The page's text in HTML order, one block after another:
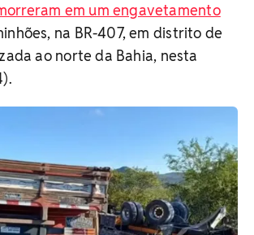
em um engavetamento
na BR-407, em distrito de
ao norte da Bahia, nesta